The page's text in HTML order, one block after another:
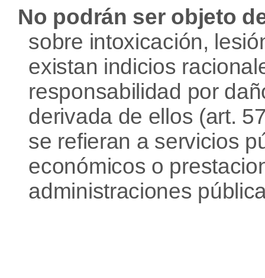
No podrán ser objeto
sobre intoxicación,
existan indicios
responsabilidad por
derivada de ellos (art.
se refieran a servicios
económicos o
administraciones